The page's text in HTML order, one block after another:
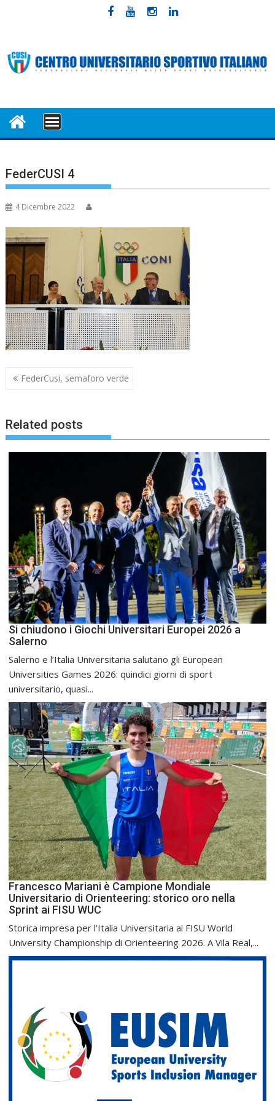
MENU
FederCUSI 4
4 Dicembre 2022
Navigazione
articoli
FederCusi, semaforo verde
Related posts
Si chiudono i Giochi Universitari Europei 2026 a
Salerno
Salerno e l’Italia Universitaria salutano gli European
Universities Games 2026: quindici giorni di sport
universitario, quasi...
Francesco Mariani è Campione Mondiale
Universitario di Orienteering: storico oro nella
Sprint ai FISU WUC
Storica impresa per l’Italia Universitaria ai FISU World
University Championship di Orienteering 2026. A Vila Real,...